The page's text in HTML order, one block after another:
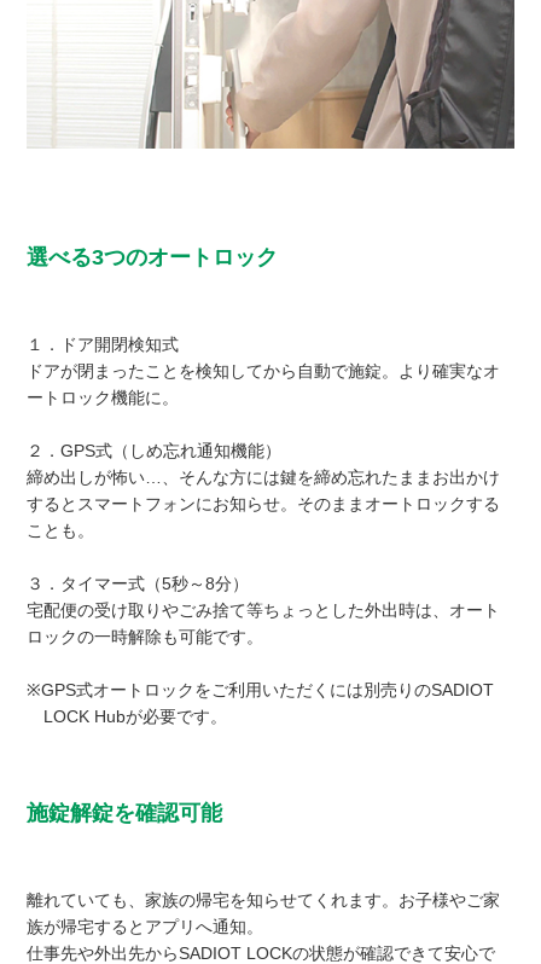
選べる3つのオートロック
１．ドア開閉検知式
ドアが閉まったことを検知してから自動で施錠。より確実なオ
ートロック機能に。
２．GPS式（しめ忘れ通知機能）
締め出しが怖い…、そんな方には鍵を締め忘れたままお出かけ
するとスマートフォンにお知らせ。そのままオートロックする
ことも。
３．タイマー式（5秒～8分）
宅配便の受け取りやごみ捨て等ちょっとした外出時は、オート
ロックの一時解除も可能です。
※GPS式オートロックをご利用いただくには別売りのSADIOT
LOCK Hubが必要です。
施錠解錠を確認可能
離れていても、家族の帰宅を知らせてくれます。お子様やご家
族が帰宅するとアプリへ通知。
仕事先や外出先からSADIOT LOCKの状態が確認できて安心で